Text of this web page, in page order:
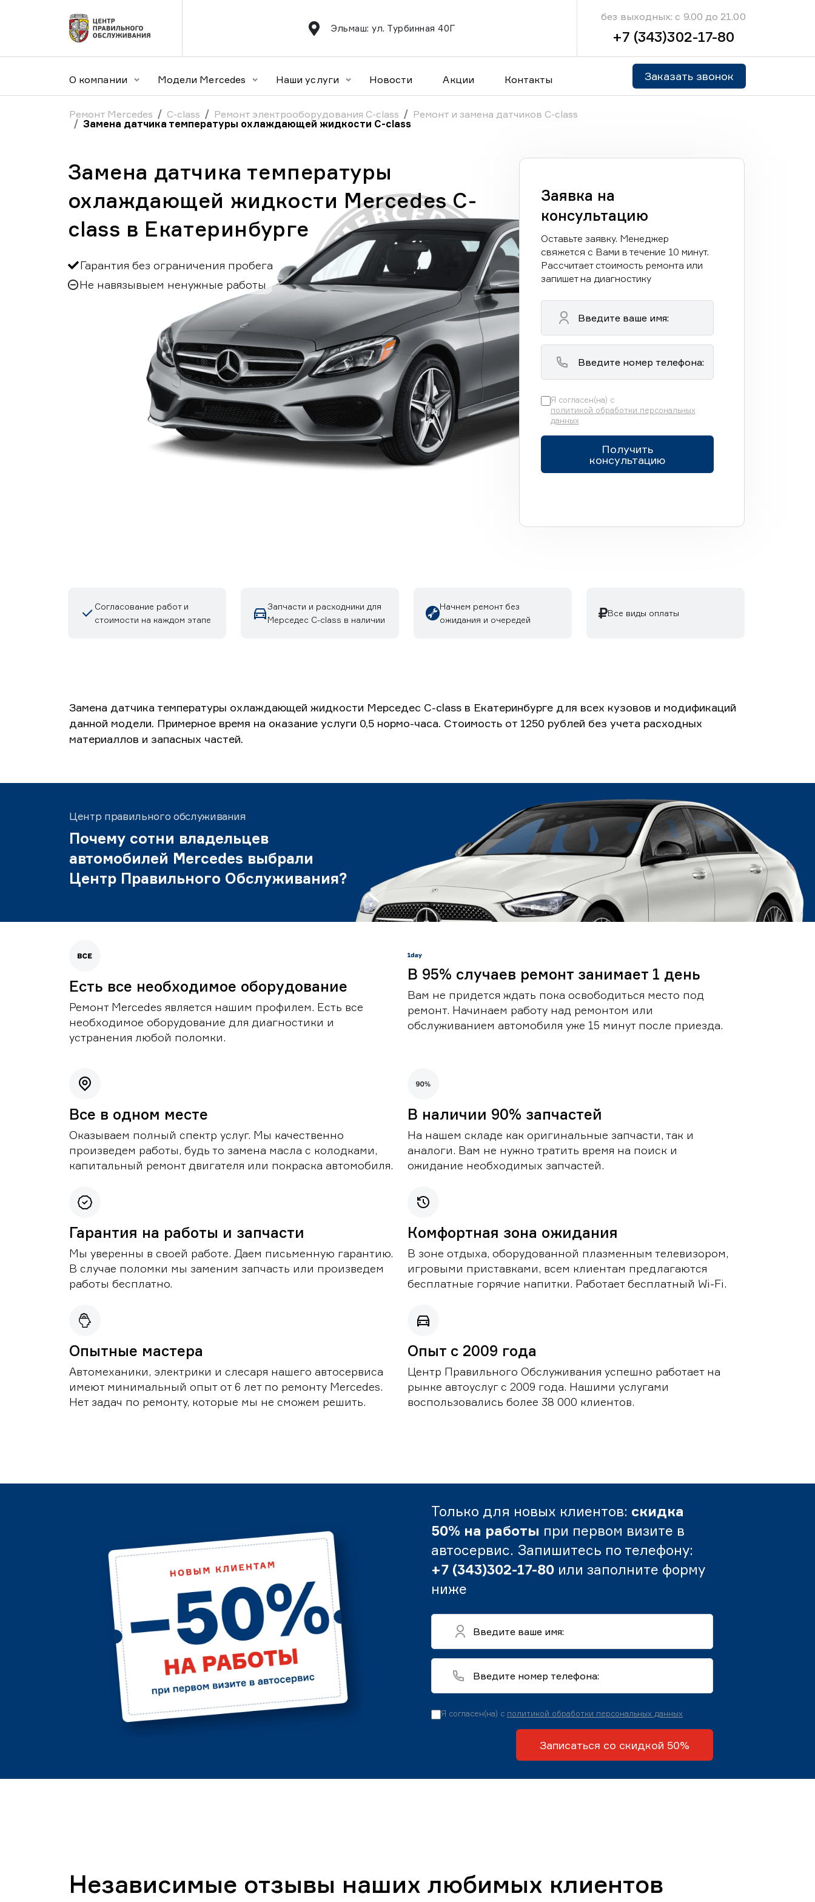
Эльмаш: ул. Турбинная 40Г
без выходных: с 9.00 до 21.00
+7 (343)302-17-80
О компании Модели Mercedes Наши услуги Новости Акции Контакты Заказать звонок
Ремонт Mercedes C-class Ремонт электрооборудования C-class
Ремонт и замена датчиков C-class
Замена датчика температуры охлаждающей жидкости C-class
Замена датчика температуры
охлаждающей жидкости Mercedes C-
class в Екатеринбурге
Гарантия без ограничения пробега
Не навязывыем ненужные работы
Заявка на
консультацию
Оставьте заявку. Менеджер
свяжется с Вами в течение 10 минут.
Рассчитает стоимость ремонта или
запишет на диагностику
Я согласен(на) с
политикой обработки персональных
данных
Получить
консультацию
Согласование работ и
стоимости на каждом этапе
Запчасти и расходники для
Мерседес C-class в наличии
Начнем ремонт без
ожидания и очередей
Все виды оплаты
Замена датчика температуры охлаждающей жидкости Мерседес C-class в Екатеринбурге для всех кузовов и модификаций
данной модели. Примерное время на оказание услуги 0,5 нормо-часа. Стоимость от 1250 рублей без учета расходных
материаллов и запасных частей.
Центр правильного обслуживания
Почему сотни владельцев
автомобилей Mercedes выбрали
Центр Правильного Обслуживания?
Есть все необходимое оборудование
Ремонт Mercedes является нашим профилем. Есть все
необходимое оборудование для диагностики и
устранения любой поломки.
В 95% случаев ремонт занимает 1 день
Вам не придется ждать пока освободиться место под
ремонт. Начинаем работу над ремонтом или
обслуживанием автомобиля уже 15 минут после приезда.
Все в одном месте
Оказываем полный спектр услуг. Мы качественно
произведем работы, будь то замена масла с колодками,
капитальный ремонт двигателя или покраска автомобиля.
В наличии 90% запчастей
На нашем складе как оригинальные запчасти, так и
аналоги. Вам не нужно тратить время на поиск и
ожидание необходимых запчастей.
Гарантия на работы и запчасти
Мы уверенны в своей работе. Даем письменную гарантию.
В случае поломки мы заменим запчасть или произведем
работы бесплатно.
Комфортная зона ожидания
В зоне отдыха, оборудованной плазменным телевизором,
игровыми приставками, всем клиентам предлагаются
бесплатные горячие напитки. Работает бесплатный Wi-Fi.
Опытные мастера
Автомеханики, электрики и слесаря нашего автосервиса
имеют минимальный опыт от 6 лет по ремонту Mercedes.
Нет задач по ремонту, которые мы не сможем решить.
Опыт с 2009 года
Центр Правильного Обслуживания успешно работает на
рынке автоуслуг с 2009 года. Нашими услугами
воспользовались более 38 000 клиентов.
Только для новых клиентов: скидка
50% на работы при первом визите в
автосервис. Запишитесь по телефону:
+7 (343)302-17-80 или заполните форму
ниже
Я согласен(на) с политикой обработки персональных данных
Записаться со скидкой 50%
Независимые отзывы наших любимых клиентов